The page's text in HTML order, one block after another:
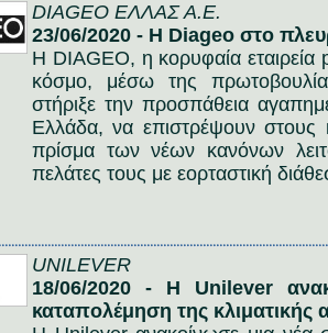
DIAGEO ΕΛΛΑΣ Α.Ε.
23/06/2020 - Η Diageo στο
H DIAGEO, η κορυφαία
κόσμο, μέσω της
στήριξε την προσπάθεια
Ελλάδα, να επιστρέψουν
πρίσμα των νέων κανόνων
πελάτες τους με εορταστική
UNILEVER
18/06/2020 - Η Unilever
καταπολέμηση της κλιματικής